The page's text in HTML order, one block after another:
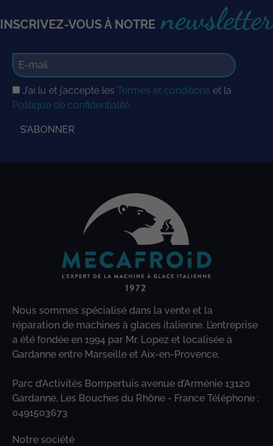
INSCRIVEZ-VOUS À NOTREnewsletter
J’ai lu et j’accepte les Termes et conditions et la
Politique de confidentialité
S’ABONNER
Nous sommes spécialisé dans la vente et la
réparation de machines à glaces italienne. L’entreprise
a été fondée en 1994 par Mr. Lopez et localisée à
Gardanne entre Marseille et Aix-en-Provence.
Parc d’Activités Bompertuis avenue d’Arménie 13120
Gardanne, Les Bouches du Rhône - France Téléphone :
0491503673
Notre société